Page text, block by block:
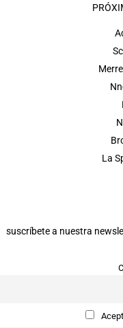
La
suscríbete a nuestra